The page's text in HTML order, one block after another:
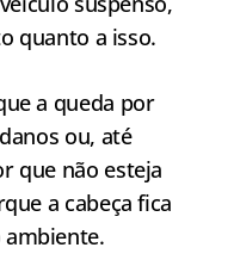
quanto a isso.
a queda por
ou, até
que não esteja
a cabeça fica